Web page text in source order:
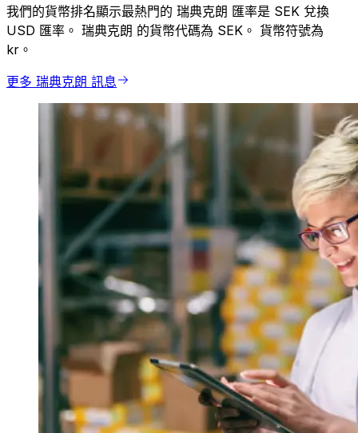
我們的貨幣排名顯示最熱門的 瑞典克朗 匯率是 SEK 兌換
USD 匯率。 瑞典克朗 的貨幣代碼為 SEK。 貨幣符號為
kr。
更多 瑞典克朗 訊息